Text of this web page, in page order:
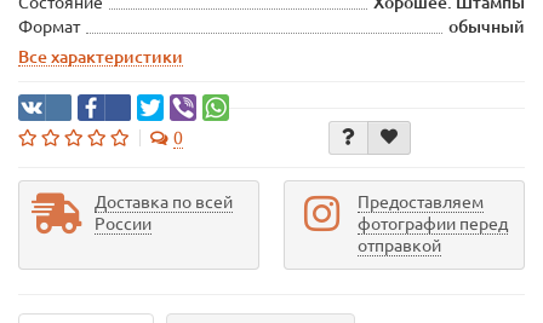
Формат
обычный
Все характеристики
0
Доставка по всей
России
Предоставляем
фотографии перед
отправкой